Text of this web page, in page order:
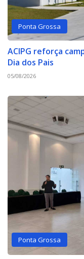
Ponta Grossa
ACIPG reforça
Dia dos Pais
05/08/2026
Ponta Grossa